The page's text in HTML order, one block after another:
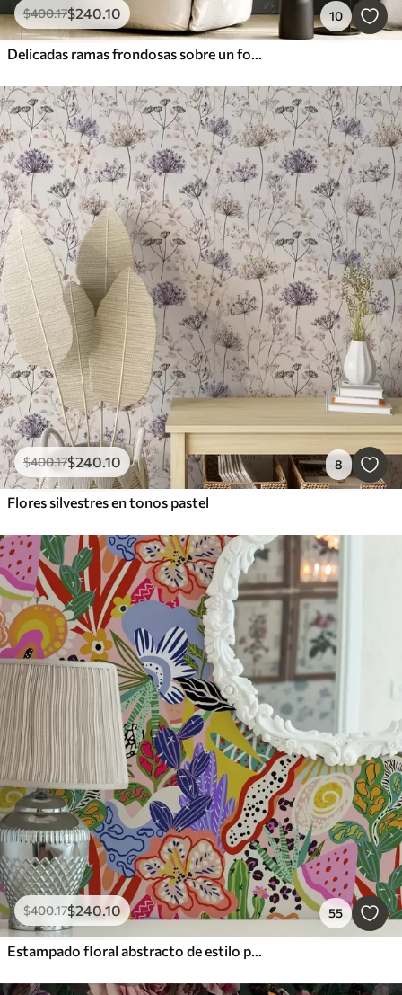
$400.17$240.10 10
Delicadas ramas frondosas sobre un fondo verde oscuro
$400.17$240.10 8
Flores silvestres en tonos pastel
$400.17$240.10 55
Estampado floral abstracto de estilo pop art